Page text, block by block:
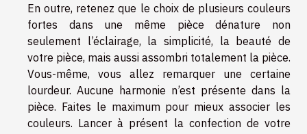
En outre, retenez que le choix de plusieurs couleurs
fortes dans une même pièce dénature non
seulement l’éclairage, la simplicité, la beauté de
votre pièce, mais aussi assombri totalement la pièce.
Vous-même, vous allez remarquer une certaine
lourdeur. Aucune harmonie n’est présente dans la
pièce. Faites le maximum pour mieux associer les
couleurs. Lancer à présent la confection de votre